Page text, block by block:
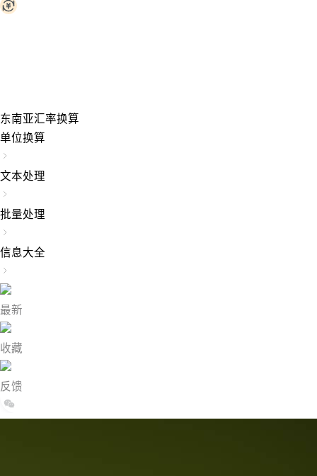
东南亚汇率换算
单位换算
文本处理
批量处理
信息大全
最新
收藏
反馈